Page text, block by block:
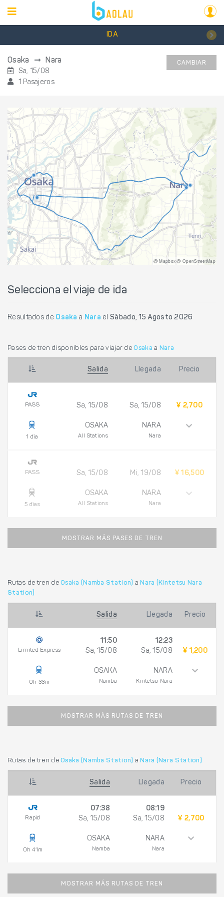
IDA
Osaka Nara
Sa, 15/08
1 Pasajeros
CAMBIAR
@ Mapbox @ OpenStreetMap
Selecciona el viaje de ida
Resultados de Osaka a Nara elSábado, 15 Agosto 2026
Pases de tren disponibles para viajar deOsaka a Nara
Salida Llegada Precio
PASS
1 día
Sa, 15/08
OSAKA
All Stations
Sa, 15/08
NARA
Nara
¥ 2,700
PASS
5 días
Sa, 15/08
OSAKA
All Stations
Mi, 19/08
NARA
Nara
¥ 16,500
MOSTRAR MÁS PASES DE TREN
Rutas de tren deOsaka (Namba Station) a Nara (Kintetsu Nara
Station)
Salida Llegada Precio
Limited Express
0h 33m
11:50
Sa, 15/08
OSAKA
Namba
12:23
Sa, 15/08
NARA
Kintetsu Nara
¥ 1,200
MOSTRAR MÁS RUTAS DE TREN
Rutas de tren deOsaka (Namba Station) a Nara (Nara Station)
Salida Llegada Precio
Rapid
0h 41m
07:38
Sa, 15/08
OSAKA
Namba
08:19
Sa, 15/08
NARA
Nara
¥ 2,700
MOSTRAR MÁS RUTAS DE TREN